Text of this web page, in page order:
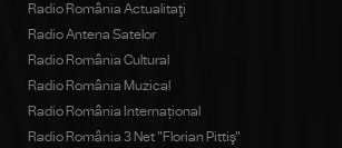
Radio România Actualitaţi
Radio Antena Satelor
Radio România Cultural
Radio România Muzical
Radio România Internațional
Radio România 3 Net "Florian Pittiş"